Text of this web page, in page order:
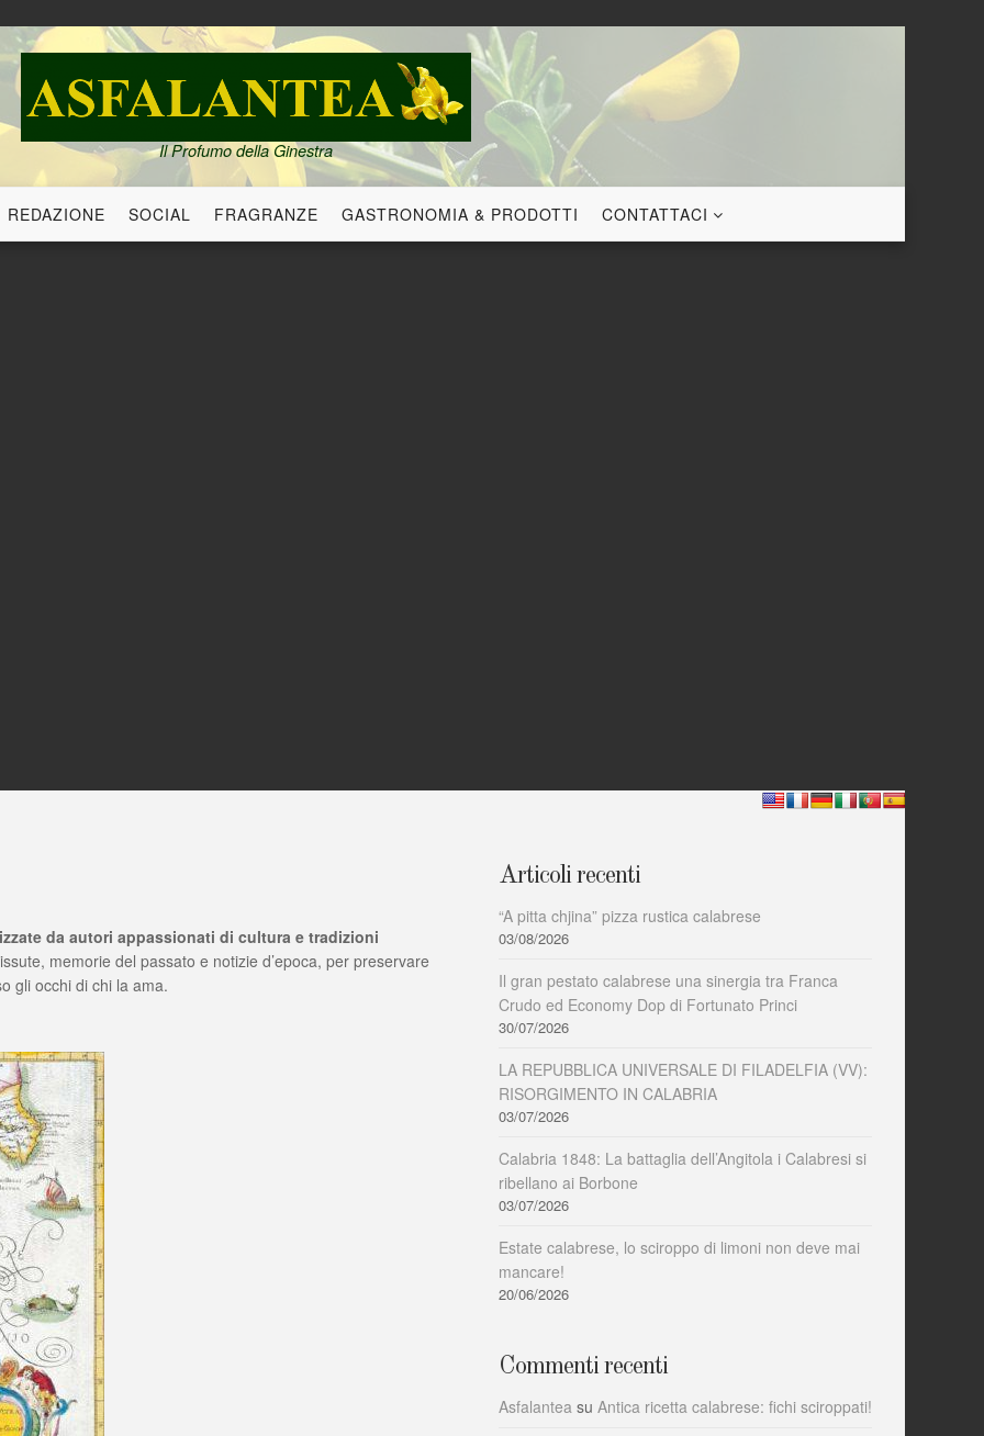
Il Profumo della Ginestra
REDAZIONE SOCIAL FRAGRANZE GASTRONOMIA & PRODOTTI CONTATTACI
da autori appassionati di cultura e tradizioni
memorie del passato e notizie d’epoca, per preservare
gli occhi di chi la ama.
Articoli recenti
“A pitta chjina” pizza rustica calabrese
03/08/2026
Il gran pestato calabrese una sinergia tra Franca
Crudo ed Economy Dop di Fortunato Princi
30/07/2026
LA REPUBBLICA UNIVERSALE DI FILADELFIA (VV):
RISORGIMENTO IN CALABRIA
03/07/2026
Calabria 1848: La battaglia dell’Angitola i Calabresi si
ribellano ai Borbone
03/07/2026
Estate calabrese, lo sciroppo di limoni non deve mai
mancare!
20/06/2026
Commenti recenti
Asfalantea su Antica ricetta calabrese: fichi sciroppati!